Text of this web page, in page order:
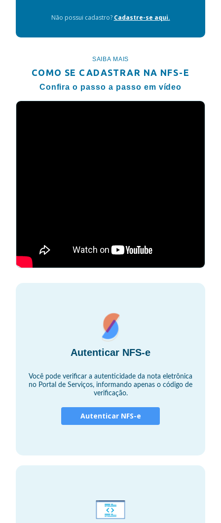
SAIBA MAIS
COMO SE CADASTRAR NA NFS-E
Confira o passo a passo em vídeo
Não possui cadastro? Cadastre-se aqui.
Autenticar NFS-e
Você pode verificar a autenticidade da nota eletrônica
no Portal de Serviços, informando apenas o código de
verificação.
Autenticar NFS-e